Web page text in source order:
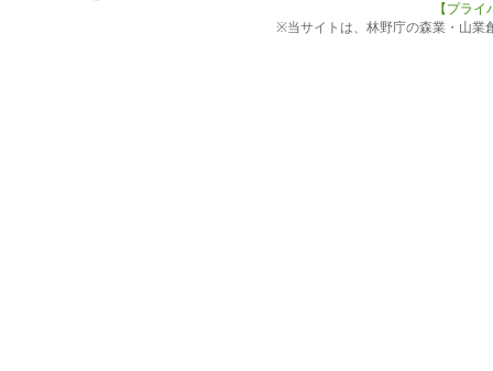
【プラ
※当サイトは、林野庁の森業・山業